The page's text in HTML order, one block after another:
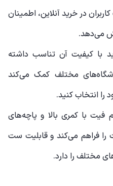
در خرید آنلاین، اطمینان
می‌دهد.
با کیفیت آن تناسب داشته
مختلف کمک می‌کند
را انتخاب کنید.
فیت با کمری بالا و پاچه‌های
را فراهم می‌کند و قابلیت ست
مختلف را دارد.